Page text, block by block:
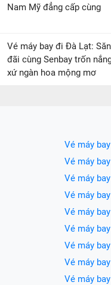
Nam Mỹ đẳng cấp cùng
Vé máy bay đi Đà Lạt:
đãi cùng Senbay trốn
xứ ngàn hoa mộng mơ
Vé máy
Vé máy
Vé máy
Vé máy
Vé máy
Vé máy
Vé máy
Vé máy
Vé máy